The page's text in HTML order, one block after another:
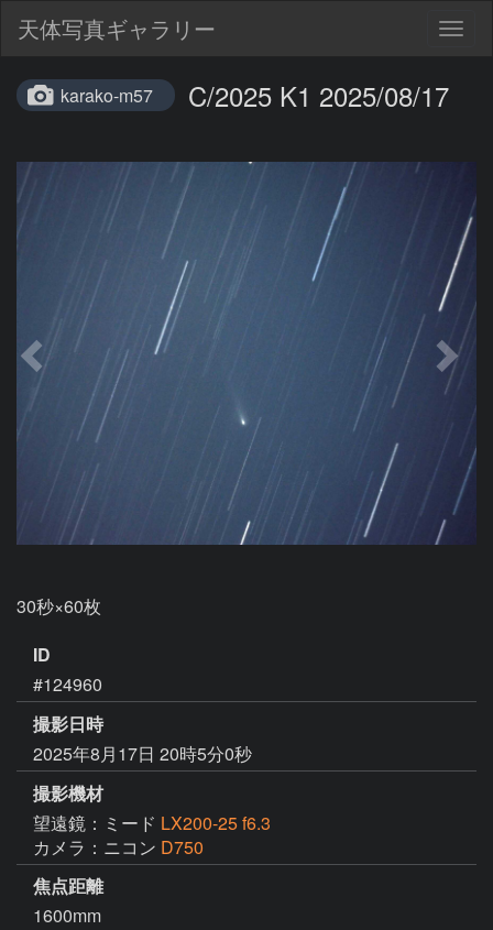
天体写真ギャラリー
karako-m57 C/2025 K1 2025/08/17
ID
#124960
撮影日時
2025年8月17日 20時5分0秒
撮影機材
望遠鏡：ミード LX200-25 f6.3
カメラ：ニコン D750
焦点距離
1600mm